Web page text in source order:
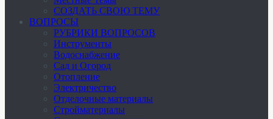
СОЗДАТЬ СВОЮ ТЕМУ
ВОПРОСЫ
РУБРИКИ ВОПРОСОВ
Инструменты
Водоснабжение
Сад и Огород
Отопление
Электричество
Отделочные материалы
Стройматериалы